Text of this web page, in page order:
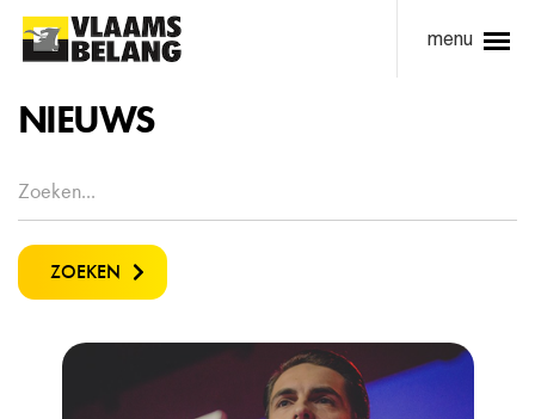
menu
NIEUWS
ZOEKEN